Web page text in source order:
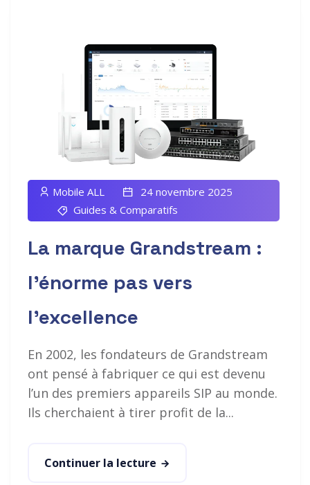
Mobile ALL
24 novembre 2025
Guides & Comparatifs
La marque Grandstream :
l’énorme pas vers
l’excellence
En 2002, les fondateurs de Grandstream
ont pensé à fabriquer ce qui est devenu
l’un des premiers appareils SIP au monde.
Ils cherchaient à tirer profit de la...
Continuer la lecture